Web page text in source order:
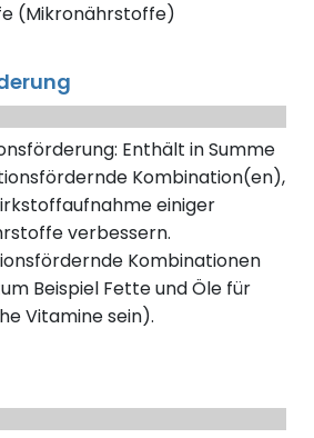
(Mikronährstoffe)
Enthält in Summe
Kombination(en),
einiger
verbessern.
Kombinationen
Beispiel Fette und Öle für
Vitamine sein).